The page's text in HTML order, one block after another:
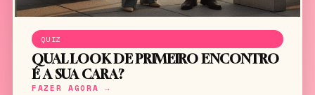
QUIZ
QUAL LOOK DE PRIMEIRO ENCONTRO
É A SUA CARA?
FAZER AGORA →